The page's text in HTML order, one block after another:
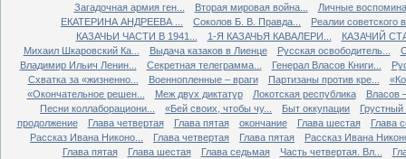
Загадочная армия ген...
Вторая мировая война...
Личные
ЕКАТЕРИНА АНДРЕЕВА ...
Соколов Б. В. Правда...
Реалии советского
КАЗАЧЬИ ЧАСТИ В 1941...
1-Я КАЗАЧЬЯ КАВАЛЕРИ...
КАЗАЧИЙ
Михаил Шкаровский Ка...
Выдача казаков в Лиенце Русская освободитель...
Владимир Ильич Ленин...
Секретная телеграмма... Генерал Власов Книги...
Схватка за «жизненно...
Военнопленные – враги Партизаны против кре...
«Окончательное решен...
Меж двух диктатур Локотская республика
Власов
Песни коллаборациони...
«Бей своих, чтобы чу... Быт оккупации
Грустный
продолжение
Глава четвертая Глава пятая окончание Глава шестая
Глава
Рассказ Ивана Никоно...
Глава четвертая Глава пятая
Рассказ Ивана
Глава пятая
Глава шестая Глава седьмая Часть четвертая. Вл...